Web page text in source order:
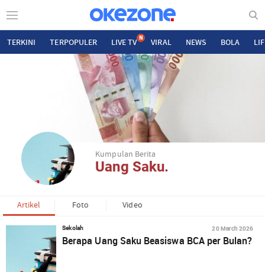
TERKINI TERPOPULER LIVE TV N VIRAL NEWS BOLA
Kumpulan Berita
Uang Saku.
Artikel Foto Video
Sekolah 20 March 2026
Berapa Uang Saku Beasiswa BCA per Bulan?